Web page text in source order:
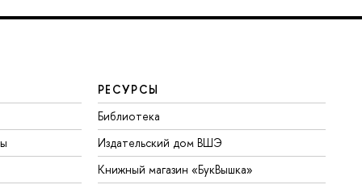
РЕСУРСЫ
Библиотека
Издательский дом ВШЭ
Книжный магазин «БукВышка»